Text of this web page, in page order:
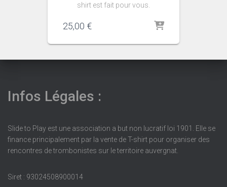
shirt est fait pour vous.
25,00 €
Infos Légales :
Slide to Play est une association a but non lucratif loi 1901. Elle se
finance principalement par la vente de T-shirt pour organiser des
rencontres de trombonistes sur le territoire auvergnat.
Siret : 93024508900014